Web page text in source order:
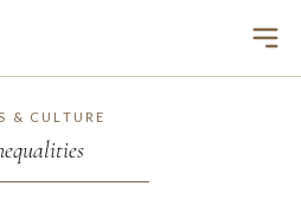
& CULTURE